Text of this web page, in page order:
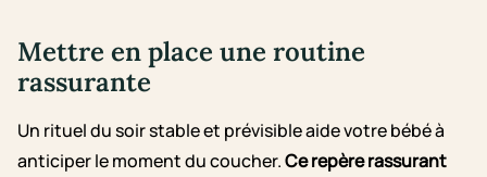
Mettre en place une routine
rassurante
Un rituel du soir stable et prévisible aide votre bébé à
anticiper le moment du coucher.Ce repère rassurant